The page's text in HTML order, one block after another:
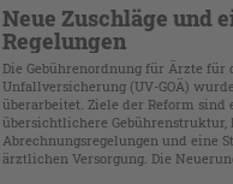
Neue Zuschläge und
Regelungen
Die Gebührenordnung für Ärzte für
Unfallversicherung (UV-GOÄ)
überarbeitet. Ziele der Reform sind
übersichtlichere Gebührenstruktur,
Abrechnungsregelungen und eine
ärztlichen Versorgung. Die